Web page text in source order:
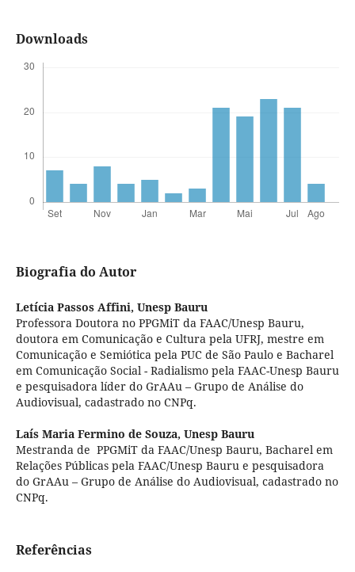
Downloads
Biografia do Autor
Letícia Passos Affini, Unesp Bauru
Professora Doutora no PPGMiT da FAAC/Unesp Bauru,
doutora em Comunicação e Cultura pela UFRJ, mestre em
Comunicação e Semiótica pela PUC de São Paulo e Bacharel
em Comunicação Social - Radialismo pela FAAC-Unesp Bauru
e pesquisadora líder do GrAAu – Grupo de Análise do
Audiovisual, cadastrado no CNPq.
Laís Maria Fermino de Souza, Unesp Bauru
Mestranda de PPGMiT da FAAC/Unesp Bauru, Bacharel em
Relações Públicas pela FAAC/Unesp Bauru e pesquisadora
do GrAAu – Grupo de Análise do Audiovisual, cadastrado no
CNPq.
Referências